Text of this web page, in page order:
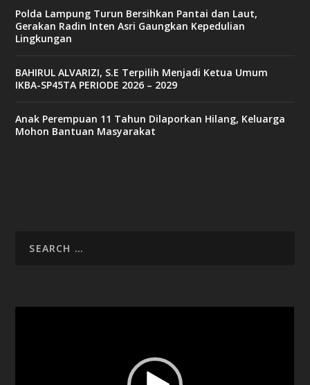
Polda Lampung Turun Bersihkan Pantai dan Laut,
Gerakan Radin Inten Asri Gaungkan Kepedulian
Lingkungan
BAHIRUL ALVARIZI, S.E Terpilih Menjadi Ketua Umum
IKBA-SP45TA PERIODE 2026 – 2029
Anak Perempuan 11 Tahun Dilaporkan Hilang, Keluarga
Mohon Bantuan Masyarakat